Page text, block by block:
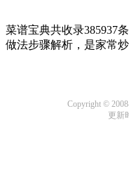
菜谱宝典共收录385937
做法步骤解析，是家常
Copyright ©
更新